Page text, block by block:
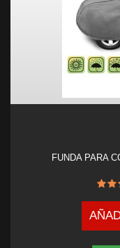
FUNDA PARA